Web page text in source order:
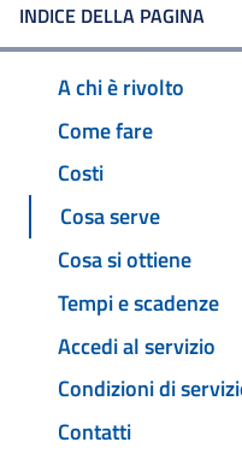
INDICE DELLA PAGINA
A chi è rivolto
Come fare
Costi
Cosa serve
Cosa si ottiene
Tempi e scadenze
Accedi al servizio
Condizioni di
Contatti